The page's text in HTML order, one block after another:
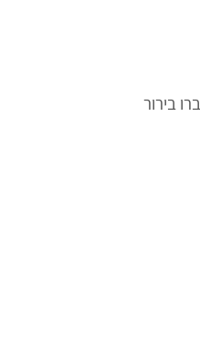
בירור